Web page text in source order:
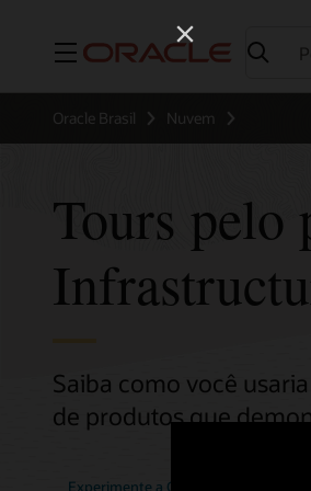
Menu
Oracle Brasil Nuvem
Tours pelo
Saiba como você
de produtos que
Experimente a Oracle Cloud - Modo